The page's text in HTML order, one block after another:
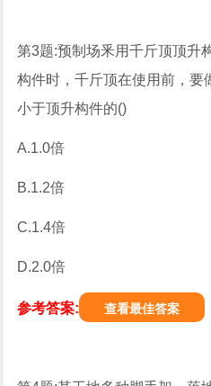
第3题:预制场釆用千斤顶顶升
构件时，千斤顶在使用前，要
小于顶升构件的()
A.1.0倍
B.1.2倍
C.1.4倍
D.2.0倍
参考答案: 查看最佳答案